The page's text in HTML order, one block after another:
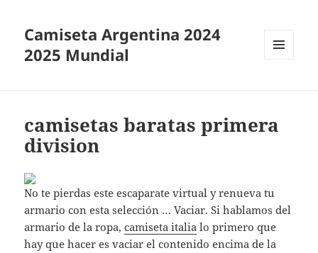
Camiseta Argentina 2024
2025 Mundial
camisetas baratas primera
division
No te pierdas este escaparate virtual y renueva tu
armario con esta selección … Vaciar. Si hablamos del
armario de la ropa,camiseta italia lo primero que
hay que hacer es vaciar el contenido encima de la